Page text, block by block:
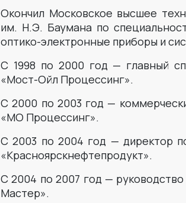
Окончил Московское высшее
им. Н.Э. Баумана по
оптико-электронные приборы и
С 1998 по 2000 год — главный
«Мост-Ойл Процессинг».
С 2000 по 2003 год —
«МО Процессинг».
С 2003 по 2004 год — директор
«Красноярскнефтепродукт».
С 2004 по 2007 год —
Мастер».